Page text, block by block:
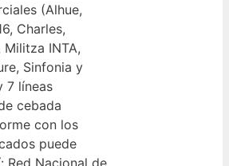
(Alhue,
Charles,
Militza INTA,
Sinfonia y
7 líneas
cebada
con los
puede
Red Nacional de